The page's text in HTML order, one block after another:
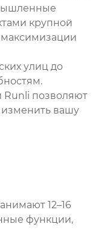
крупной
улиц до
Runli позволяют
вашу
12–16
функции,